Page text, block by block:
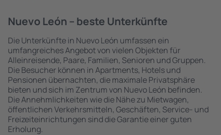
Nuevo León – beste Unterkünfte
Die Unterkünfte in Nuevo León umfassen ein
umfangreiches Angebot von vielen Objekten für
Alleinreisende, Paare, Familien, Senioren und Gruppen.
Die Besucher können in Apartments, Hotels und
Pensionen übernachten, die maximale Privatsphäre
bieten und sich im Zentrum von Nuevo León befinden.
Die Annehmlichkeiten wie die Nähe zu Mietwagen,
öffentlichen Verkehrsmitteln, Geschäften, Service- und
Freizeiteinrichtungen sind die Garantie einer guten
Erholung.